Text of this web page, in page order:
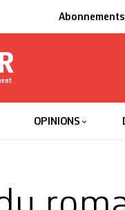
Abonnements
OPINIONS